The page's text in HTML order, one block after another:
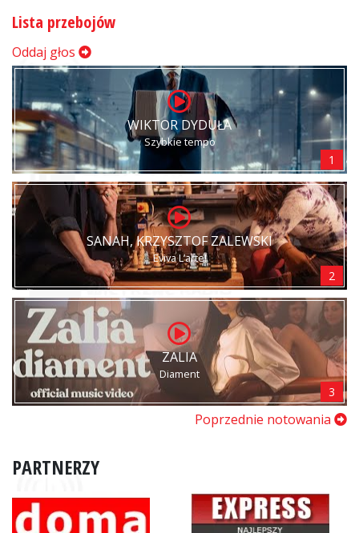
Lista przebojów
Oddaj głos
WIKTOR DYDUŁA
Szybkie tempo
1
SANAH, KRZYSZTOF ZALEWSKI
Eviva L’arte!
2
ZALIA
Diament
3
Poprzednie notowania
PARTNERZY